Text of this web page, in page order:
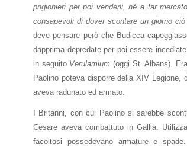
prigionieri per poi venderli, né a far
consapevoli di dover scontare un giorno
deve pensare però che Budicca
dapprima depredate per poi essere
in seguito Verulamium (oggi St. Albans).
Paolino poteva disporre della XIV
aveva radunato ed armato.
I Britanni, con cui Paolino si sarebbe
Cesare aveva combattuto in Gallia.
facoltosi possedevano armature e